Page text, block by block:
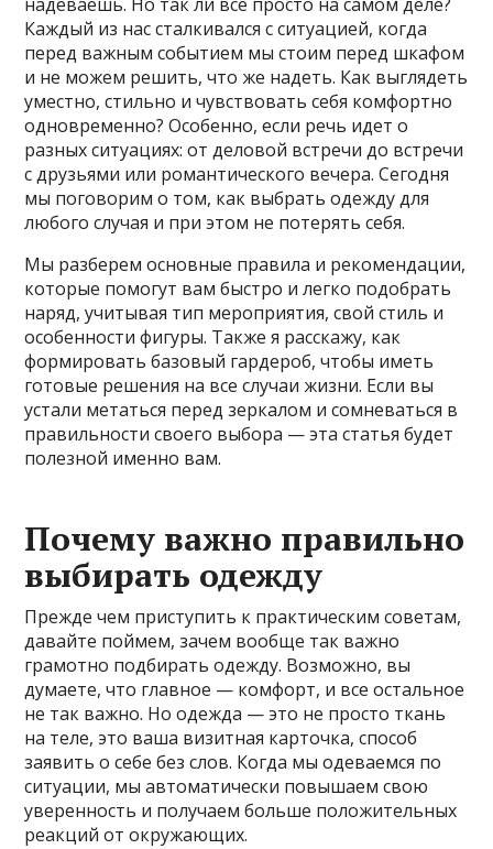
Каждый из нас сталкивался с ситуацией, когда
перед важным событием мы стоим перед шкафом
и не можем решить, что же надеть. Как выглядеть
уместно, стильно и чувствовать себя комфортно
одновременно? Особенно, если речь идет о
разных ситуациях: от деловой встречи до встречи
с друзьями или романтического вечера. Сегодня
мы поговорим о том, как выбрать одежду для
любого случая и при этом не потерять себя.
Мы разберем основные правила и рекомендации,
которые помогут вам быстро и легко подобрать
наряд, учитывая тип мероприятия, свой стиль и
особенности фигуры. Также я расскажу, как
формировать базовый гардероб, чтобы иметь
готовые решения на все случаи жизни. Если вы
устали метаться перед зеркалом и сомневаться в
правильности своего выбора — эта статья будет
полезной именно вам.
Почему важно правильно
выбирать одежду
Прежде чем приступить к практическим советам,
давайте поймем, зачем вообще так важно
грамотно подбирать одежду. Возможно, вы
думаете, что главное — комфорт, и все остальное
не так важно. Но одежда — это не просто ткань
на теле, это ваша визитная карточка, способ
заявить о себе без слов. Когда мы одеваемся по
ситуации, мы автоматически повышаем свою
уверенность и получаем больше положительных
реакций от окружающих.